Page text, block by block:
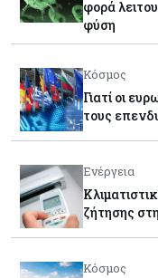
φορά
φύση
Κόσμος
Γιατί οι
τους
Ενέργεια
ζήτησης
Κόσμος